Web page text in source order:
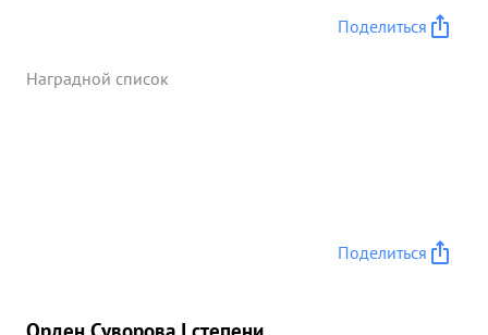
Поделиться
Наградной список
Поделиться